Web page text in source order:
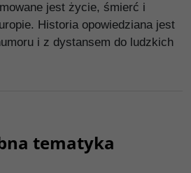
jest życie, śmierć i
Historia opowiedziana jest
i z dystansem do ludzkich
tematyka